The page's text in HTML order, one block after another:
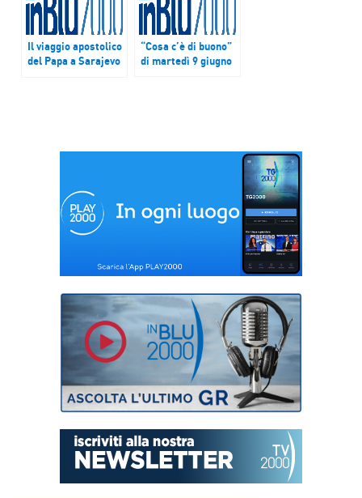
Il viaggio apostolico
del Papa a Sarajevo
“Cosa c’è di buono”
di martedì 9 giugno